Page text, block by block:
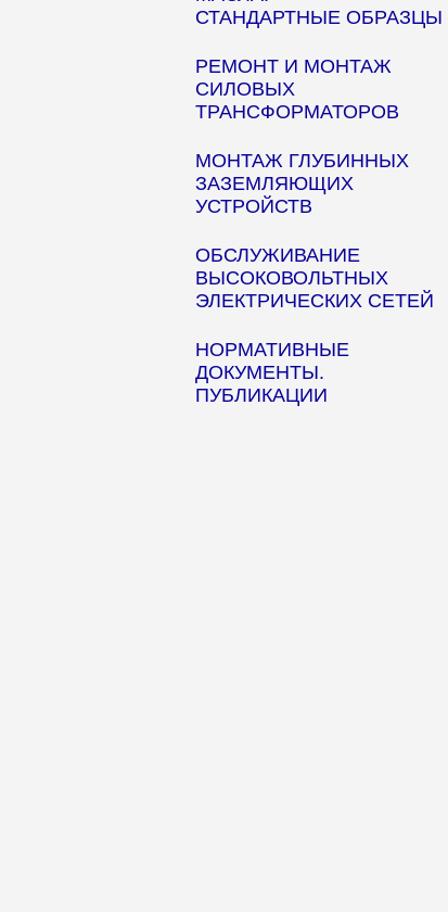
СТАНДАРТНЫЕ ОБРАЗЦЫ
РЕМОНТ И МОНТАЖ
СИЛОВЫХ
ТРАНСФОРМАТОРОВ
МОНТАЖ ГЛУБИННЫХ
ЗАЗЕМЛЯЮЩИХ
УСТРОЙСТВ
ОБСЛУЖИВАНИЕ
ВЫСОКОВОЛЬТНЫХ
ЭЛЕКТРИЧЕСКИХ СЕТЕЙ
НОРМАТИВНЫЕ
ДОКУМЕНТЫ.
ПУБЛИКАЦИИ